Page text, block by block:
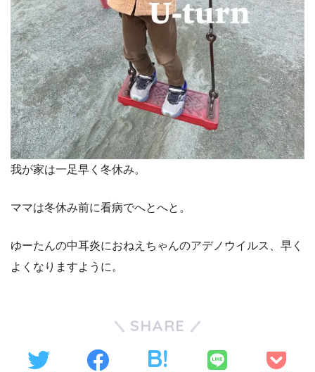
我が家は一足早く冬休み。
ママは冬休み前に看病でへとへと。
ゆーたんの中耳炎におねえちゃんのアデノウイルス、早く
よくなりますように。
SHARE